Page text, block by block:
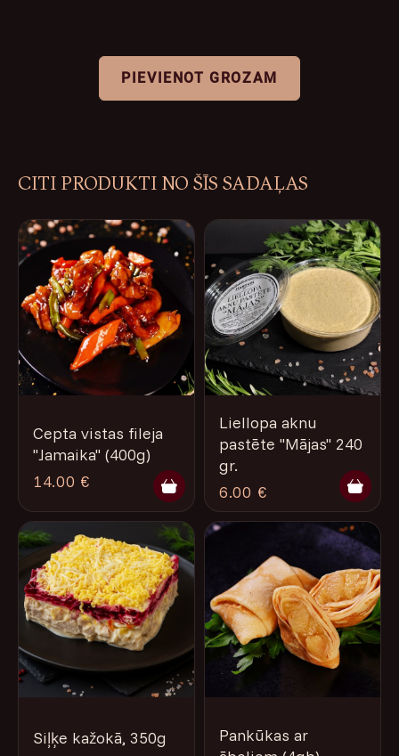
PIEVIENOT GROZAM
CITI PRODUKTI NO ŠĪS SADAĻAS
Cepta vistas fileja
"Jamaika" (400g)
14.00 €
Liellopa aknu
pastēte "Mājas" 240
gr.
6.00 €
Siļķe kažokā, 350g
Pankūkas ar